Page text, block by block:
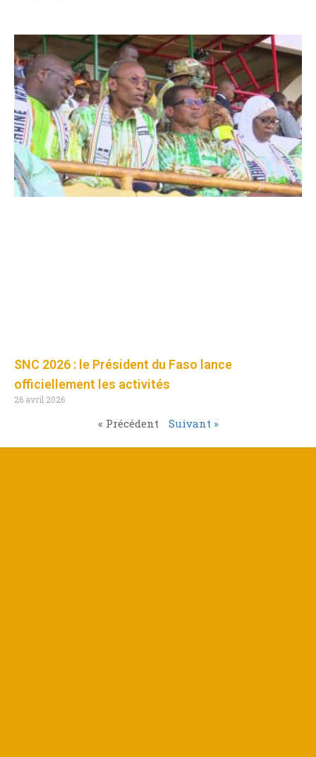
SNC 2026 : le Président du Faso lance
officiellement les activités
26 avril 2026
« Précédent Suivant »